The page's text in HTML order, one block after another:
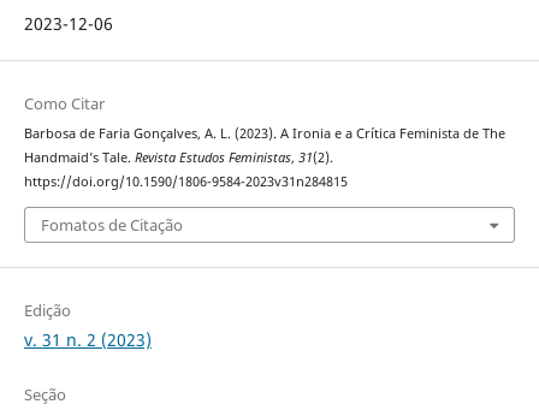
2023-12-06
Como Citar
Barbosa de Faria Gonçalves, A. L. (2023). A Ironia e a Crítica Feminista de The
Handmaid’s Tale. Revista Estudos Feministas, 31(2).
https://doi.org/10.1590/1806-9584-2023v31n284815
Fomatos de Citação
Edição
v. 31 n. 2 (2023)
Seção